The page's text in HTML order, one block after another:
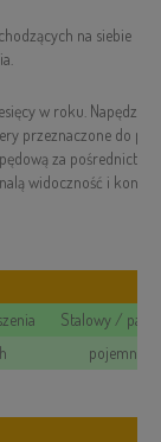
na siebie
w roku.
przeznaczone do
za
widoczność i
Stalowy /